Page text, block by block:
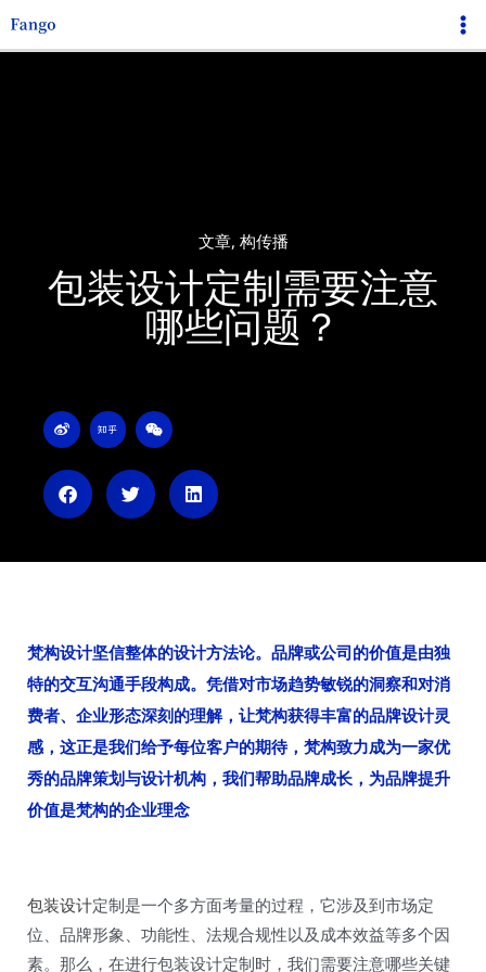
跳
至
文章, 构传播
包装设计定制需要注意
哪些问题？
W
e
i
Z
h
i
u
W
e
i
i
n
梵构设计坚信整体的设计方法论。品牌或公司的价值是由独
特的交互沟通手段构成。凭借对市场趋势敏锐的洞察和对消
费者、企业形态深刻的理解，让梵构获得丰富的品牌设计灵
感，这正是我们给予每位客户的期待，梵构致力成为一家优
秀的品牌策划与设计机构，我们帮助品牌成长，为品牌提升
价值是梵构的企业理念
包装设计定制是一个多方面考量的过程，它涉及到市场定
位、品牌形象、功能性、法规合规性以及成本效益等多个因
素。那么，在进行包装设计定制时，我们需要注意哪些关键